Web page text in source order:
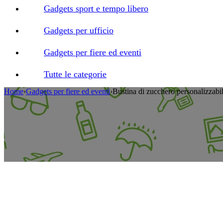
Gadgets sport e tempo libero
Gadgets per ufficio
Gadgets per fiere ed eventi
Tutte le categorie
Home›Gadgets per fiere ed eventi›Bustina di zucchero